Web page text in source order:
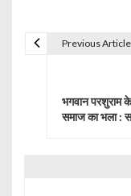
Previous Article
भगवान परशुराम
समाज का भला :